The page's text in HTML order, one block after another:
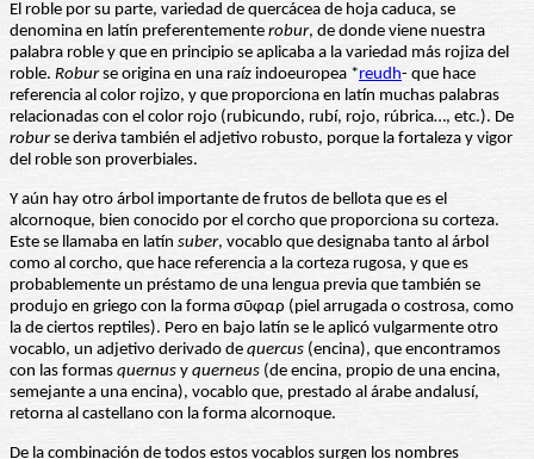
El roble por su parte, variedad de quercácea de hoja caduca, se
denomina en latín preferentemente robur, de donde viene nuestra
palabra roble y que en principio se aplicaba a la variedad más rojiza del
roble. Roburse origina en una raíz indoeuropea *reudh- que hace
referencia al color rojizo, y que proporciona en latín muchas palabras
relacionadas con el color rojo (rubicundo, rubí, rojo, rúbrica…, etc.). De
roburse deriva también el adjetivo robusto, porque la fortaleza y vigor
del roble son proverbiales.
Y aún hay otro árbol importante de frutos de bellota que es el
alcornoque, bien conocido por el corcho que proporciona su corteza.
Este se llamaba en latín suber, vocablo que designaba tanto al árbol
como al corcho, que hace referencia a la corteza rugosa, y que es
probablemente un préstamo de una lengua previa que también se
produjo en griego con la forma σῦφαρ (piel arrugada o costrosa, como
la de ciertos reptiles). Pero en bajo latín se le aplicó vulgarmente otro
vocablo, un adjetivo derivado de quercus (encina), que encontramos
con las formas quernus y querneus (de encina, propio de una encina,
semejante a una encina), vocablo que, prestado al árabe andalusí,
retorna al castellano con la forma alcornoque.
De la combinación de todos estos vocablos surgen los nombres